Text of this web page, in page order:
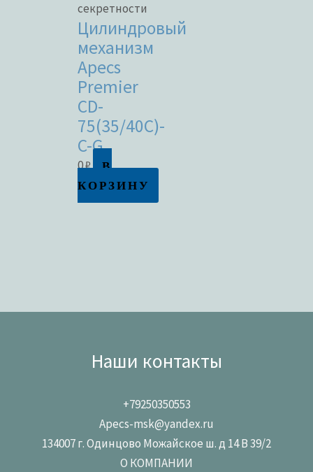
секретности
Цилиндровый
механизм
Apecs
Premier
CD-
75(35/40C)-
C-G
0₽
В
КОРЗИНУ
Наши контакты
+79250350553
Apecs-msk@yandex.ru
134007 г. Одинцово Можайское ш. д 14 В 39/2
О КОМПАНИИ